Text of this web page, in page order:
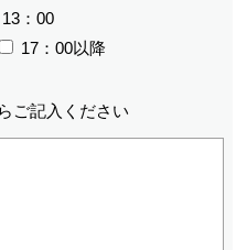
：00
17：00以降
ご記入ください